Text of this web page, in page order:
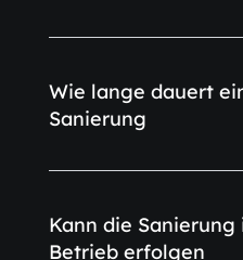
Wie lange dauert
Sanierung
Kann die
Betrieb erfolgen